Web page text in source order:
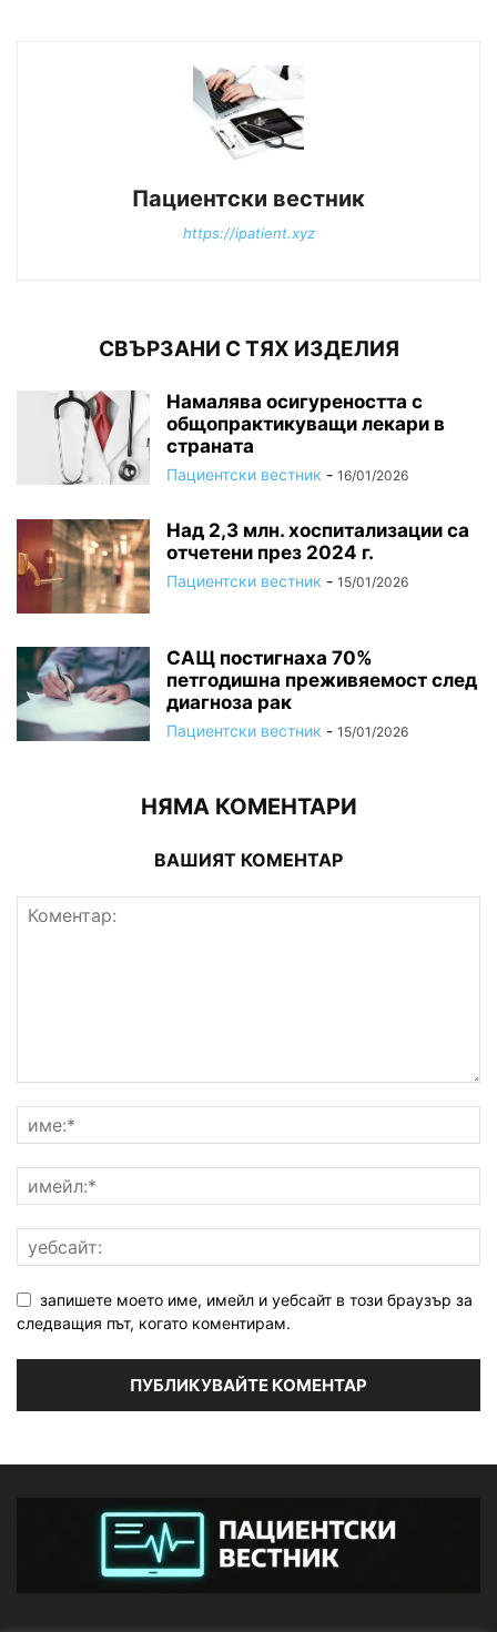
Пациентски вестник
https://ipatient.xyz
СВЪРЗАНИ С ТЯХ ИЗДЕЛИЯ
Намалява осигуреността с
общопрактикуващи лекари в
страната
Пациентски вестник - 16/01/2026
Над 2,3 млн. хоспитализации са
отчетени през 2024 г.
Пациентски вестник - 15/01/2026
САЩ постигнаха 70%
петгодишна преживяемост след
диагноза рак
Пациентски вестник - 15/01/2026
НЯМА КОМЕНТАРИ
ВАШИЯТ КОМЕНТАР
запишете моето име, имейл и уебсайт в този браузър за
следващия път, когато коментирам.